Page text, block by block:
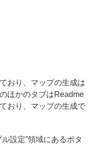
おり、マップの生成は
ほかのタブはReadme
おり、マップの生成で
設定”領域にあるボタ